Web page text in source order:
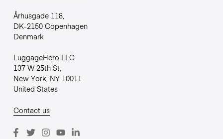
Århusgade 118,
DK-2150 Copenhagen
Denmark
LuggageHero LLC
137 W 25th St,
New York, NY 10011
United States
Contact us